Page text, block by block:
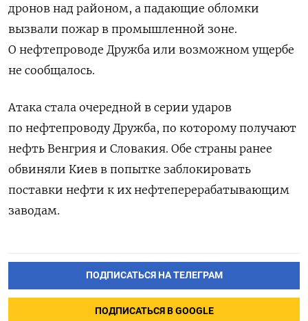
дронов над районом, а падающие обломки
вызвали пожар в промышленной зоне.
О нефтепроводе ‌Дружба или возможном ущербе
не сообщалось.
Атака стала очередной в ‌серии ударов
по нефтепроводу Дружба, по которому получают
нефть Венгрия и ​Словакия. Обе страны ранее
обвиняли Киев в попытке заблокировать
‌поставки нефти к их нефтеперерабатывающим
заводам.
ПОДПИСАТЬСЯ НА ТЕЛЕГРАМ
ПОДПИСАТЬСЯ В GOOGLE